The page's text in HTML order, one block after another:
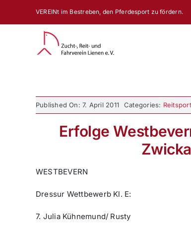
VEREINt im Bestreben, den Pferdesport zu fördern.
Published On: 7. April 2011 Categories: Reitsport
Erfolge
WESTBEVERN
Dressur Wettbewerb Kl. E:
7. Julia Kühnemund/ Rusty